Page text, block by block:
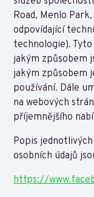
Road, Menlo
odpovídající
technologie).
jakým způsobem
jakým způsobem
používání. Dále
na webových
příjemnějšího
Popis
osobních údajů
https://